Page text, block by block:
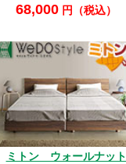
68,000 円（税込）
ミトン ウォールナット